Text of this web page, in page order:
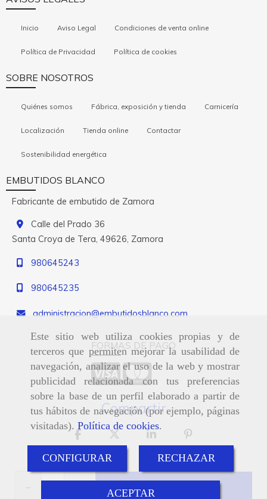
Este sitio web utiliza cookies propias y de
terceros que permiten mejorar la usabilidad de
navegación, analizar el uso de la web y mostrar
publicidad relacionada con tus preferencias
sobre la base de un perfil elaborado a partir de
tus hábitos de navegación (por ejemplo, páginas
visitadas). Política de cookies.
CONFIGURAR RECHAZAR
ACEPTAR
+
Inicio Aviso Legal Condiciones de venta online
Política de Privacidad Política de cookies
SOBRE NOSOTROS
Quiénes somos Fábrica, exposición y tienda Carnicería
Localización Tienda online Contactar
Sostenibilidad energética
EMBUTIDOS BLANCO
Fabricante de embutido de Zamora
Calle del Prado 36
Santa Croya de Tera, 49626, Zamora
980645243
980645235
administracion embutidosblanco.com
FORMAS DE PAGO
Compartir